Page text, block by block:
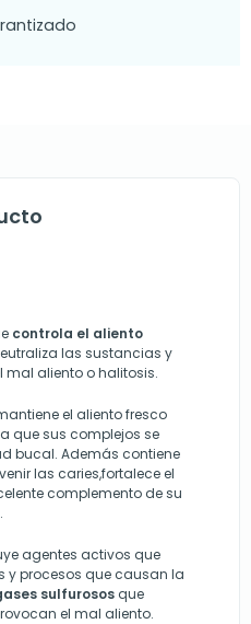
controla el aliento
las sustancias y
mal aliento o halitosis.
el aliento fresco
que sus complejos se
bucal. Además contiene
las caries,fortalece el
complemento de su
agentes activos que
y procesos que causan la
sulfurosos que
el mal aliento.